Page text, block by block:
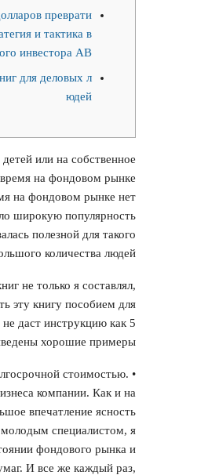
преврати
и тактика в
инвестора AB
для деловых л
юдей
или на собственное
на фондовом рынке
на фондовом рынке нет
широкую популярность
полезной для такого
количества людей.
не только я составлял,
эту книгу пособием для
даст инструкцию как 5
хорошие примеры.
стоимостью.
компании. Как и на
впечатление ясность
специалистом, я
фондового рынка и
И все же каждый раз,